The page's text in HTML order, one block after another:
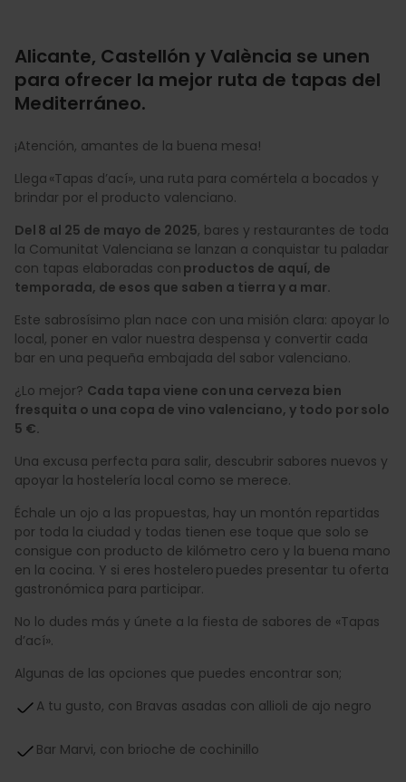
Alicante, Castellón y València se unen
para ofrecer la mejor ruta de tapas del
Mediterráneo.
¡Atención, amantes de la buena mesa!
Llega «Tapas d’ací», una ruta para comértela a bocados y
brindar por el producto valenciano.
Del 8 al 25 de mayo de 2025, bares y restaurantes de toda
la Comunitat Valenciana se lanzan a conquistar tu paladar
con tapas elaboradas con productos de aquí, de
temporada, de esos que saben a tierra y a mar.
Este sabrosísimo plan nace con una misión clara: apoyar lo
local, poner en valor nuestra despensa y convertir cada
bar en una pequeña embajada del sabor valenciano.
¿Lo mejor? Cada tapa viene con una cerveza bien
fresquita o una copa de vino valenciano, y todo por solo
5 €.
Una excusa perfecta para salir, descubrir sabores nuevos y
apoyar la hostelería local como se merece.
Échale un ojo a las propuestas, hay un montón repartidas
por toda la ciudad y todas tienen ese toque que solo se
consigue con producto de kilómetro cero y la buena mano
en la cocina. Y si eres hostelero puedes presentar tu oferta
gastronómica para participar.
No lo dudes más y únete a la fiesta de sabores de «Tapas
d’ací».
Algunas de las opciones que puedes encontrar son;
A tu gusto, con Bravas asadas con allioli de ajo negro
Bar Marvi, con brioche de cochinillo